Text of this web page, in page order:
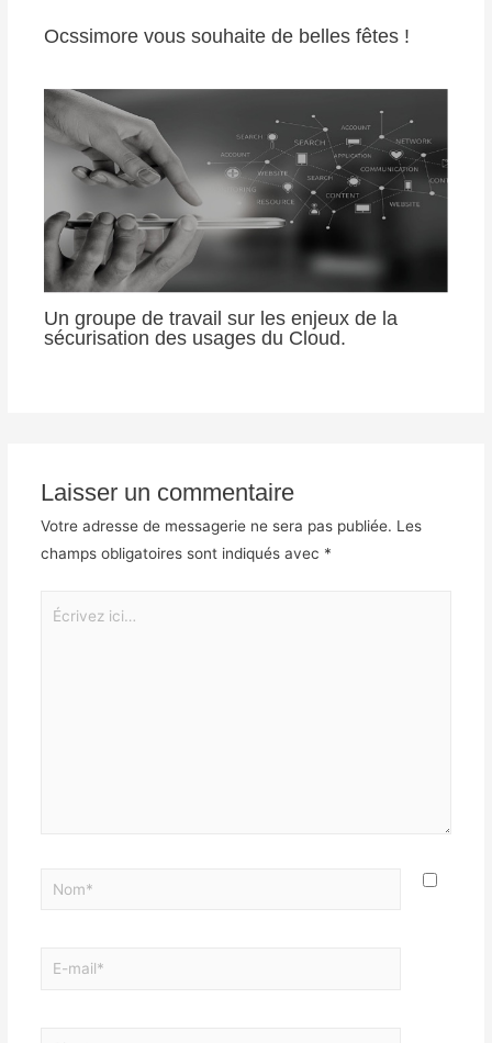
Ocssimore vous souhaite de belles fêtes !
Un groupe de travail sur les enjeux de la
sécurisation des usages du Cloud.
Laisser un commentaire
Votre adresse de messagerie ne sera pas publiée. Les
champs obligatoires sont indiqués avec *